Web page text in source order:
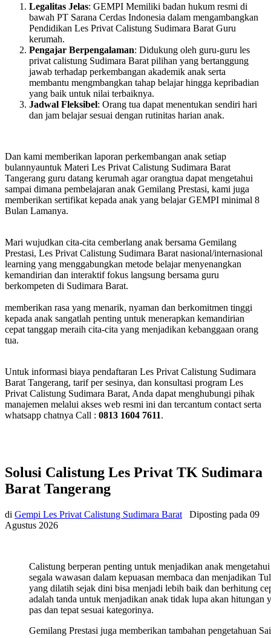
Legalitas Jelas: GEMPI Memiliki badan hukum resmi di
bawah PT Sarana Cerdas Indonesia dalam mengambangkan
Pendidikan Les Privat Calistung Sudimara Barat Guru
kerumah.
Pengajar Berpengalaman: Didukung oleh guru-guru les
privat calistung Sudimara Barat pilihan yang bertanggung
jawab terhadap perkembangan akademik anak serta
membantu mengmbangkan tahap belajar hingga kepribadian
yang baik untuk nilai terbaiknya.
Jadwal Fleksibel: Orang tua dapat menentukan sendiri hari
dan jam belajar sesuai dengan rutinitas harian anak.
Dan kami memberikan laporan perkembangan anak setiap
bulannyauntuk Materi Les Privat Calistung Sudimara Barat
Tangerang guru datang kerumah agar orangtua dapat mengetahui
sampai dimana pembelajaran anak Gemilang Prestasi, kami juga
memberikan sertifikat kepada anak yang belajar GEMPI minimal 8
Bulan Lamanya.
Mari wujudkan cita-cita cemberlang anak bersama Gemilang
Prestasi, Les Privat Calistung Sudimara Barat nasional/internasional
learning yang menggabungkan metode belajar menyenangkan
kemandirian dan interaktif fokus langsung bersama guru
berkompeten di Sudimara Barat.
memberikan rasa yang menarik, nyaman dan berkomitmen tinggi
kepada anak sangatlah penting untuk menerapkan kemandirian
cepat tanggap meraih cita-cita yang menjadikan kebanggaan orang
tua.
Untuk informasi biaya pendaftaran Les Privat Calistung Sudimara
Barat Tangerang, tarif per sesinya, dan konsultasi program Les
Privat Calistung Sudimara Barat, Anda dapat menghubungi pihak
manajemen melalui akses web resmi ini dan tercantum contact serta
whatsapp chatnya Call : 0813 1604 7611.
Solusi Calistung Les Privat TK Sudimara
Barat Tangerang
di Gempi Les Privat Calistung Sudimara Barat Diposting pada 09
Agustus 2026
Calistung berperan penting untuk menjadikan anak mengetahui
segala wawasan dalam kepuasan membaca dan menjadikan
yang dilatih sejak dini bisa menjadi lebih baik dan berhitung
adalah tanda untuk menjadikan anak tidak lupa akan hitungan
pas dan tepat sesuai kategorinya.
Gemilang Prestasi juga memberikan tambahan pengetahuan